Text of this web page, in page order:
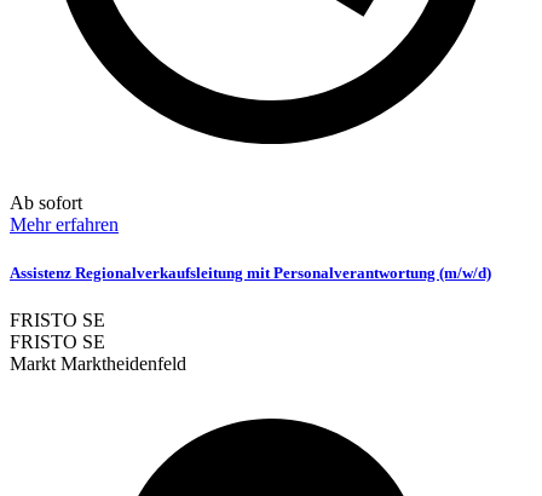
Ab sofort
Mehr erfahren
Assistenz Regionalverkaufsleitung mit Personalverantwortung (m/w/d)
FRISTO SE
FRISTO SE
Markt Marktheidenfeld